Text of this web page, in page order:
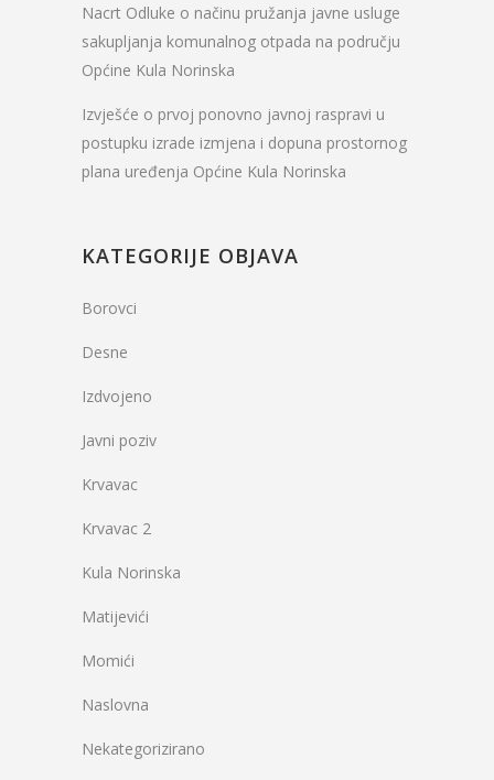
Nacrt Odluke o načinu pružanja javne usluge
sakupljanja komunalnog otpada na području
Općine Kula Norinska
Izvješće o prvoj ponovno javnoj raspravi u
postupku izrade izmjena i dopuna prostornog
plana uređenja Općine Kula Norinska
KATEGORIJE OBJAVA
Borovci
Desne
Izdvojeno
Javni poziv
Krvavac
Krvavac 2
Kula Norinska
Matijevići
Momići
Naslovna
Nekategorizirano